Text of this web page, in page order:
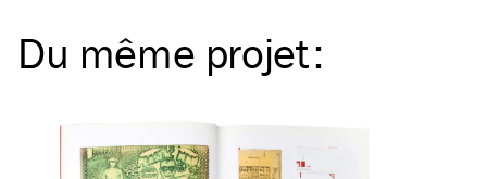
Du même projet: